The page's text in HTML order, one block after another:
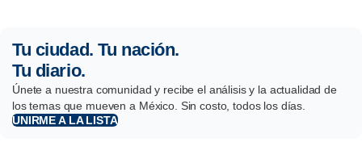
Tu ciudad. Tu nación.
Tu diario.
Únete a nuestra comunidad y recibe el análisis y la actualidad de
los temas que mueven a México. Sin costo, todos los días.
UNIRME A LA LISTA